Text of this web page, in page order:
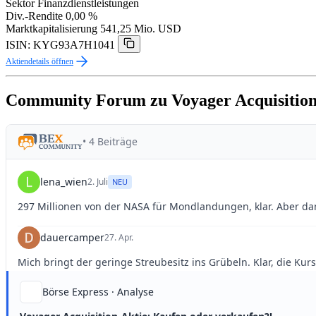
Sektor Finanzdienstleistungen
Div.-Rendite 0,00 %
Marktkapitalisierung 541,25 Mio. USD
ISIN: KYG93A7H1041
Aktiendetails öffnen
Community Forum zu Voyager